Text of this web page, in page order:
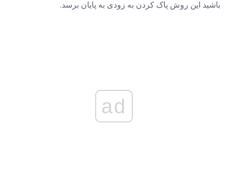
باشید این روش پاک کردن به زودی به پایان برسد.
ad